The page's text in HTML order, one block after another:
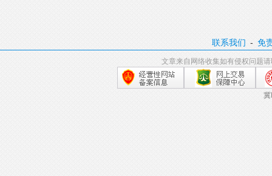
联系我们 -免
文章来自网络收集如有侵权问题